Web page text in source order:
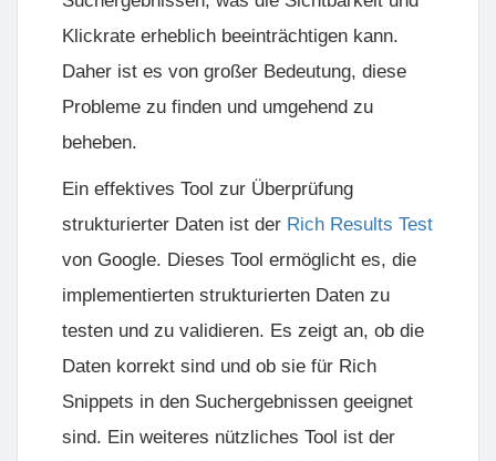
Klickrate erheblich beeinträchtigen kann.
Daher ist es von großer Bedeutung, diese
Probleme zu finden und umgehend zu
beheben.
Ein effektives Tool zur Überprüfung
strukturierter Daten ist der Rich Results Test
von Google. Dieses Tool ermöglicht es, die
implementierten strukturierten Daten zu
testen und zu validieren. Es zeigt an, ob die
Daten korrekt sind und ob sie für Rich
Snippets in den Suchergebnissen geeignet
sind. Ein weiteres nützliches Tool ist der